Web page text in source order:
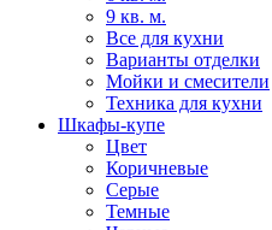
9 кв. м.
Все для кухни
Варианты отделки
Мойки и смесители
Техника для кухни
Шкафы-купе
Цвет
Коричневые
Серые
Темные